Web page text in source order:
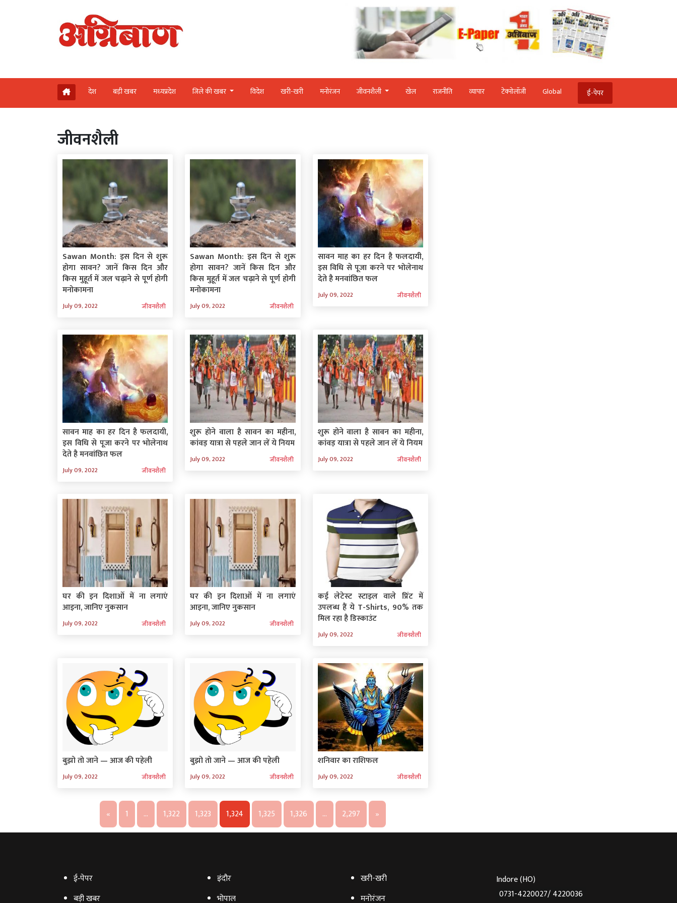
देश बड़ी खबर मध्‍यप्रदेश जिले की खबर विदेश खरी-खरी मनोरंजन जीवनशैली खेल राजनीति व्‍यापार टेक्‍नोलॉजी Global ई-पेपर
जीवनशैली
Sawan Month: इस दिन से शुरू
होगा सावन? जानें किस दिन और
किस मुहूर्त में जल चढ़ाने से पूर्ण होगी
मनोकामना
July 09, 2022 जीवनशैली
Sawan Month: इस दिन से शुरू
होगा सावन? जानें किस दिन और
किस मुहूर्त में जल चढ़ाने से पूर्ण होगी
मनोकामना
July 09, 2022 जीवनशैली
सावन माह का हर दिन है फलदायी,
इस विधि से पूजा करने पर भोलेनाथ
देते है मनवांछित फल
July 09, 2022 जीवनशैली
सावन माह का हर दिन है फलदायी,
इस विधि से पूजा करने पर भोलेनाथ
देते है मनवांछित फल
July 09, 2022 जीवनशैली
शुरू होने वाला है सावन का महीना,
कांवड़ यात्रा से पहले जान लें ये नियम
July 09, 2022 जीवनशैली
शुरू होने वाला है सावन का महीना,
कांवड़ यात्रा से पहले जान लें ये नियम
July 09, 2022 जीवनशैली
घर की इन दिशाओं में ना लगाएं
आइना, जानिए नुकसान
July 09, 2022 जीवनशैली
घर की इन दिशाओं में ना लगाएं
आइना, जानिए नुकसान
July 09, 2022 जीवनशैली
कई लेटेस्ट स्टाइल वाले प्रिंट में
उपलब्ध हैं ये T-Shirts, 90% तक
मिल रहा है डिस्काउंट
July 09, 2022 जीवनशैली
बुझो तो जाने — आज की पहेली
July 09, 2022 जीवनशैली
बुझो तो जाने — आज की पहेली
July 09, 2022 जीवनशैली
शनिवार का राशिफल
July 09, 2022 जीवनशैली
« 1 … 1,322 1,323 1,324 1,325 1,326 … 2,297 »
ई‑पेपर
बड़ी खबर
इंदौर
भोपाल
खरी-खरी
मनोरंजन
Indore (HO)
0731-4220027/ 4220036